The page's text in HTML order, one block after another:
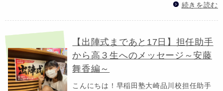
続きを読む
【出陣式まであと17日】担任助手
から高３生へのメッセージ～安藤
舞香編～
こんにちは！早稲田塾大崎品川校担任助手